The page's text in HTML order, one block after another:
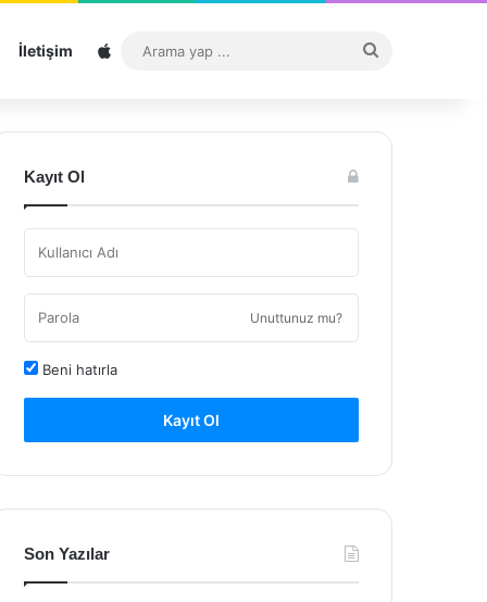
İletişim Sitemap
...
Kayıt Ol
Unuttunuz mu?
Beni hatırla
Kayıt Ol
Son Yazılar